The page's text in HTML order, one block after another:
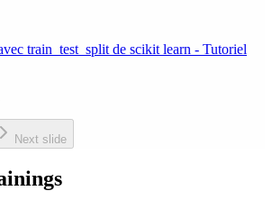
train_test_split de scikit learn - Tutoriel
Next slide